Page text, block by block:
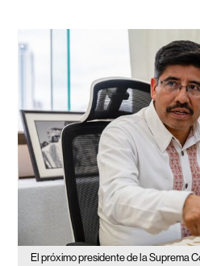
El próximo presidente de la Suprema